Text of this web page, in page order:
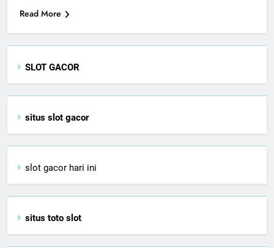
Read More
SLOT GACOR
situs slot gacor
slot gacor hari ini
situs toto slot